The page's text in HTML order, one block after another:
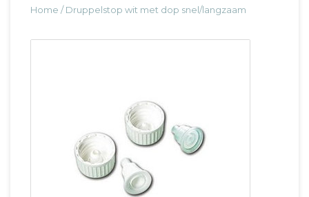
Home /Druppelstop wit met dop snel/langzaam